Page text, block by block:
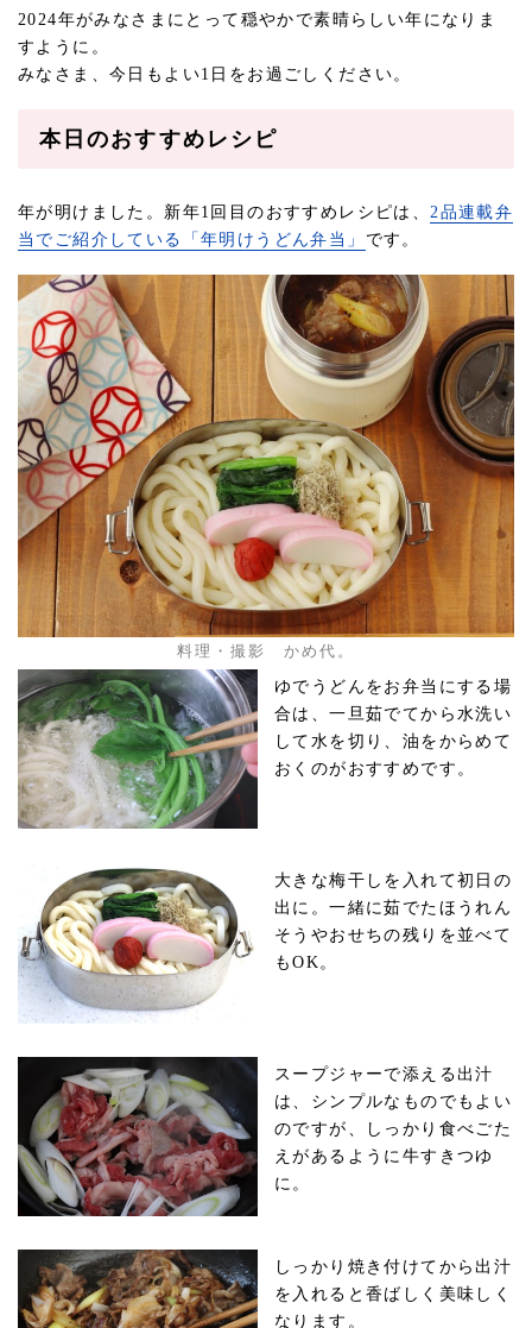
2024年がみなさまにとって穏やかで素晴らしい年になりま
すように。
みなさま、今日もよい1日をお過ごしください。
本日のおすすめレシピ
年が明けました。新年1回目のおすすめレシピは、 2品連載弁
当でご紹介している「年明けうどん弁当」 です。
料理・撮影 かめ代。
ゆでうどんをお弁当にする場
合は、一旦茹でてから水洗い
して水を切り、油をからめて
おくのがおすすめです。
大きな梅干しを入れて初日の
出に。一緒に茹でたほうれん
そうやおせちの残りを並べて
もOK。
スープジャーで添える出汁
は、シンプルなものでもよい
のですが、しっかり食べごた
えがあるように牛すきつゆ
に。
しっかり焼き付けてから出汁
を入れると香ばしく美味しく
なります。